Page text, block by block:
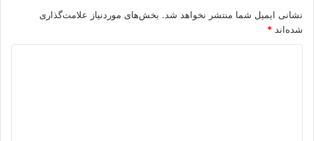
نشانی ایمیل شما منتشر نخواهد شد. بخش‌های موردنیاز علامت‌گذاری
شده‌اند *